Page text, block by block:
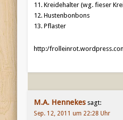
11. Kreidehalter (wg. fieser
12. Hustenbonbons
13. Pflaster
http:/
M.A. Hennekes sagt:
Sep. 12, 2011 um 22:28 Uhr